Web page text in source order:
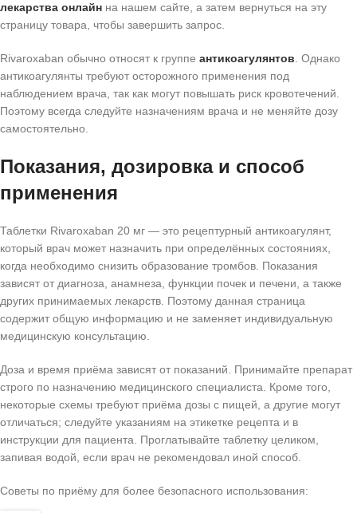
лекарства онлайн на нашем сайте, а затем вернуться на эту
страницу товара, чтобы завершить запрос.
Rivaroxaban обычно относят к группе антикоагулянтов. Однако
антикоагулянты требуют осторожного применения под
наблюдением врача, так как могут повышать риск кровотечений.
Поэтому всегда следуйте назначениям врача и не меняйте дозу
самостоятельно.
Показания, дозировка и способ
применения
Таблетки Rivaroxaban 20 мг — это рецептурный антикоагулянт,
который врач может назначить при определённых состояниях,
когда необходимо снизить образование тромбов. Показания
зависят от диагноза, анамнеза, функции почек и печени, а также
других принимаемых лекарств. Поэтому данная страница
содержит общую информацию и не заменяет индивидуальную
медицинскую консультацию.
Доза и время приёма зависят от показаний. Принимайте препарат
строго по назначению медицинского специалиста. Кроме того,
некоторые схемы требуют приёма дозы с пищей, а другие могут
отличаться; следуйте указаниям на этикетке рецепта и в
инструкции для пациента. Проглатывайте таблетку целиком,
запивая водой, если врач не рекомендовал иной способ.
Советы по приёму для более безопасного использования: